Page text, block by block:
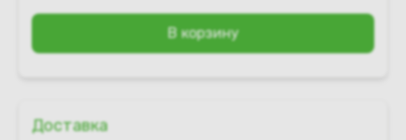
В корзину
Доставка